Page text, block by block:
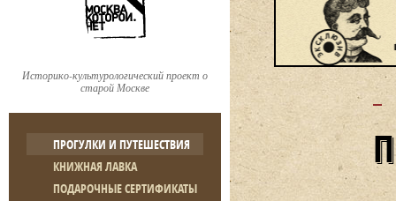
Историко-культурологический проект о
старой Москве
ПРОГУЛКИ И ПУТЕШЕСТВИЯ
КНИЖНАЯ ЛАВКА
ПОДАРОЧНЫЕ СЕРТИФИКАТЫ